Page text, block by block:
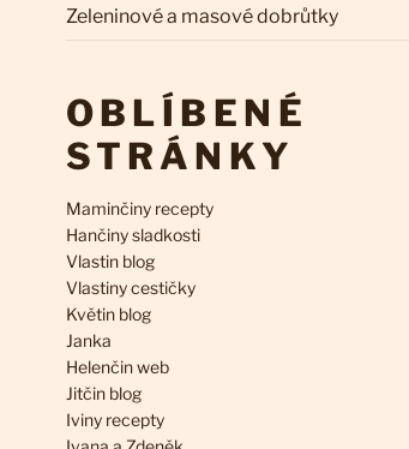
Zeleninové a masové dobrůtky
OBLÍBENÉ
STRÁNKY
Maminčiny recepty
Hančiny sladkosti
Vlastin blog
Vlastiny cestičky
Květin blog
Janka
Helenčin web
Jitčin blog
Iviny recepty